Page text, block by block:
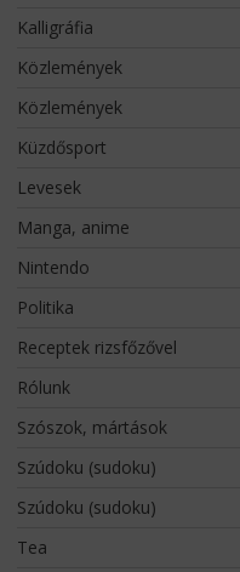
Kalligráfia
Közlemények
Közlemények
Küzdősport
Levesek
Manga, anime
Nintendo
Politika
Receptek rizsfőzővel
Rólunk
Szószok, mártások
Szúdoku (sudoku)
Szúdoku (sudoku)
Tea